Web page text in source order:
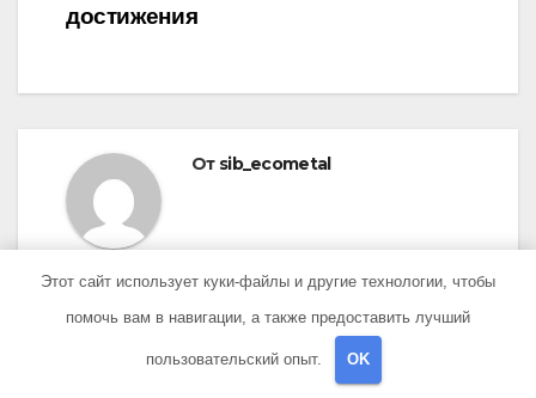
достижения
От sib_ecometal
ПОХОЖАЯ ЗАПИСЬ
Этот сайт использует куки-файлы и другие технологии, чтобы
помочь вам в навигации, а также предоставить лучший
пользовательский опыт. OK